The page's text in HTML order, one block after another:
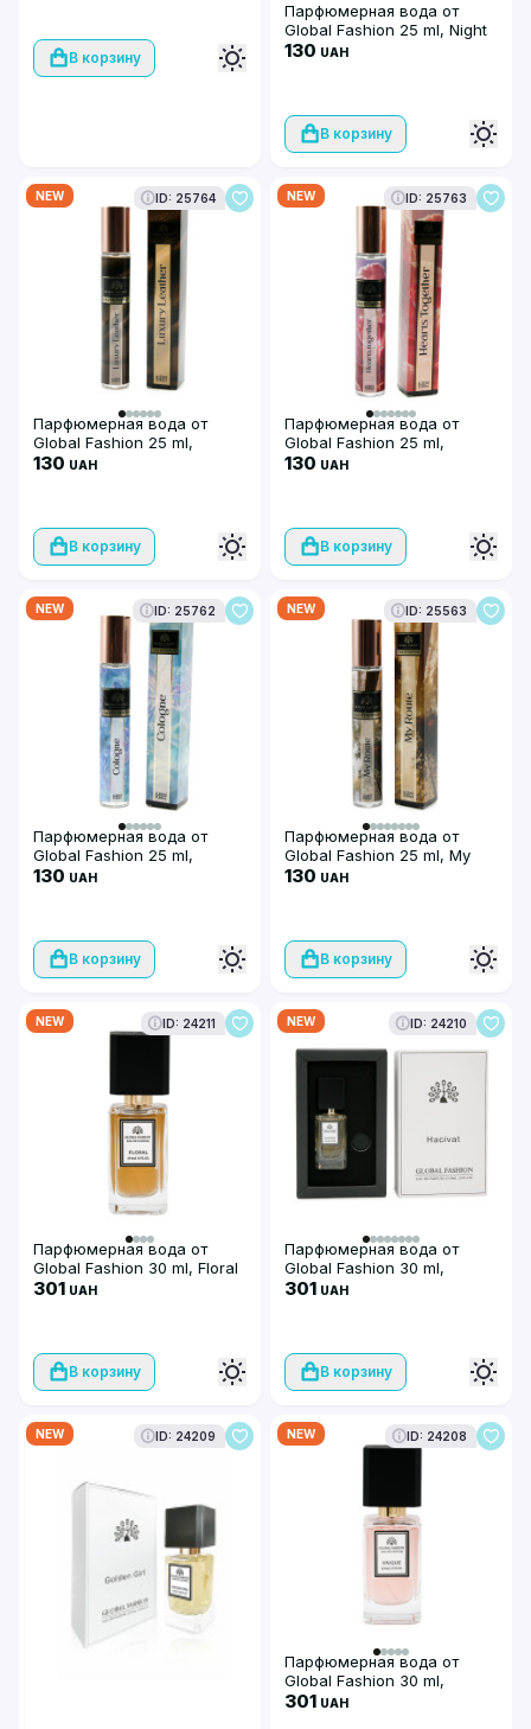
В корзину
Парфюмерная вода от
Global Fashion 25 ml, Night
Rose
130 UAH
В корзину
NEW ID: 25764
Парфюмерная вода от
Global Fashion 25 ml,
Luxury Leather
130 UAH
В корзину
NEW ID: 25763
Парфюмерная вода от
Global Fashion 25 ml,
Heart's Together
130 UAH
В корзину
NEW ID: 25762
Парфюмерная вода от
Global Fashion 25 ml,
Cologne
130 UAH
В корзину
NEW ID: 25563
Парфюмерная вода от
Global Fashion 25 ml, My
Route
130 UAH
В корзину
NEW ID: 24211
Парфюмерная вода от
Global Fashion 30 ml, Floral
301 UAH
В корзину
NEW ID: 24210
Парфюмерная вода от
Global Fashion 30 ml,
Hacivat
301 UAH
В корзину
NEW ID: 24209 NEW ID: 24208
Парфюмерная вода от
Global Fashion 30 ml,
Unique
301 UAH